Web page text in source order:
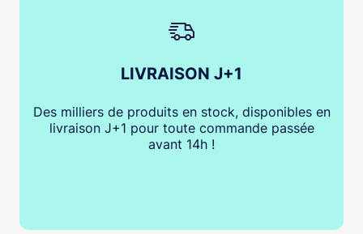
LIVRAISON J+1
Des milliers de produits en stock, disponibles en
livraison J+1 pour toute commande passée
avant 14h !